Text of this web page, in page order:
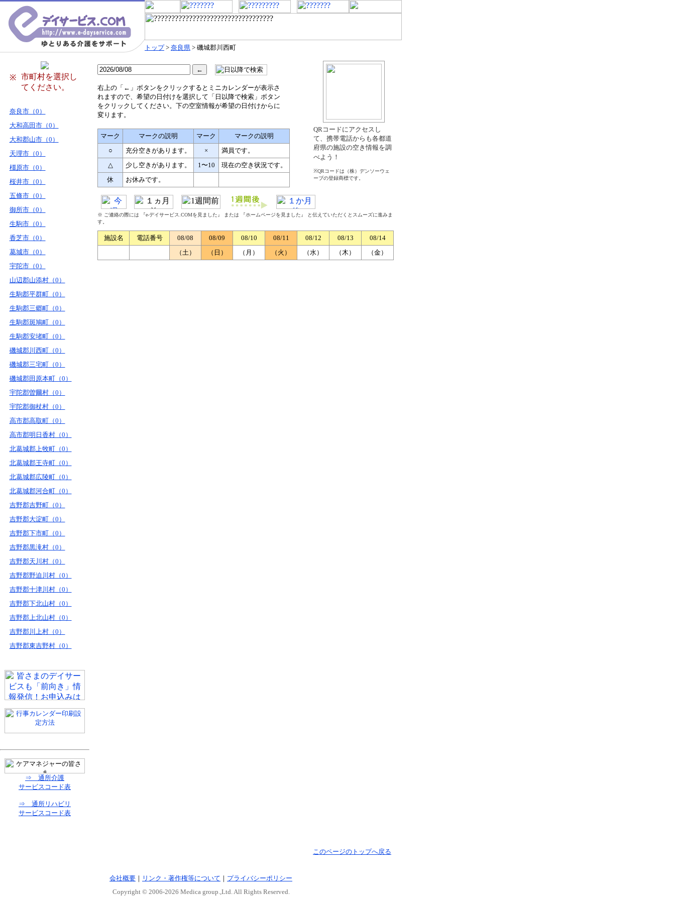
トップ> 奈良県 > 磯城郡川西町
※
市町村を選択し
てください。
奈良市（0）
大和高田市（0）
大和郡山市（0）
天理市（0）
橿原市（0）
桜井市（0）
五條市（0）
御所市（0）
生駒市（0）
香芝市（0）
葛城市（0）
宇陀市（0）
山辺郡山添村（0）
生駒郡平群町（0）
生駒郡三郷町（0）
生駒郡斑鳩町（0）
生駒郡安堵町（0）
磯城郡川西町（0）
磯城郡三宅町（0）
磯城郡田原本町（0）
宇陀郡曽爾村（0）
宇陀郡御杖村（0）
高市郡高取町（0）
高市郡明日香村（0）
北葛城郡上牧町（0）
北葛城郡王寺町（0）
北葛城郡広陵町（0）
北葛城郡河合町（0）
吉野郡吉野町（0）
吉野郡大淀町（0）
吉野郡下市町（0）
吉野郡黒滝村（0）
吉野郡天川村（0）
吉野郡野迫川村（0）
吉野郡十津川村（0）
吉野郡下北山村（0）
吉野郡上北山村（0）
吉野郡川上村（0）
吉野郡東吉野村（0）
⇒ 通所介護
サービスコード表
⇒ 通所リハビリ
サービスコード表
右上の「←」ボタンをクリックするとミニカレンダーが表示さ
れますので、希望の日付けを選択して「日以降で検索」ボタン
をクリックしてください。下の空室情報が希望の日付けからに
変ります。
マーク マークの説明 マーク
マークの説明
○
充分空きがあります。 ×
満員です。
△
少し空きがあります。 1〜10
現在の空き状況です。
休
お休みです。
QRコードにアクセスし
て、携帯電話からも各都道
府県の施設の空き情報を調
べよう！
※QRコードは（株）デンソーウェ
ーブの登録商標です。
※ ご連絡の際には 『e-デイサービス.COMを見ました』 または 『ホームページを見ました』 と伝えていただくとスムーズに進みま
す。
施設名 電話番号 08/08 08/09 08/10 08/11 08/12 08/13
08/14
（土）
（日） （月） （火） （水） （木） （金）
このページのトップへ戻る
会社概要 ｜ リンク・著作権等について ｜ プライバシーポリシー
Copyright © 2006-2026 Medica group.,Ltd. All Rights Reserved.